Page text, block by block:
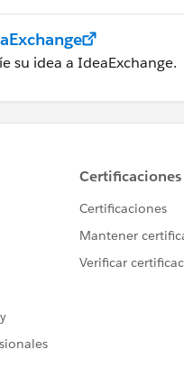
su idea a IdeaExchange.